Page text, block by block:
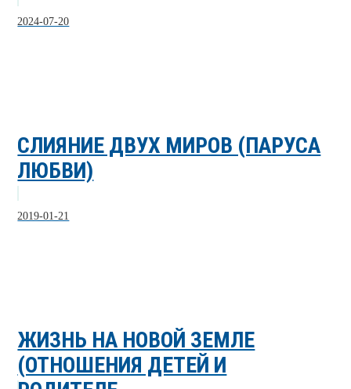
2024-07-20
СЛИЯНИЕ ДВУХ МИРОВ (ПАРУСА
ЛЮБВИ)
2019-01-21
ЖИЗНЬ НА НОВОЙ ЗЕМЛЕ
(ОТНОШЕНИЯ ДЕТЕЙ И